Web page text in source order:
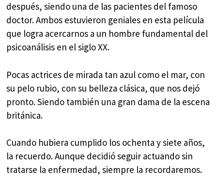
después, siendo una de las pacientes del famoso
doctor. Ambos estuvieron geniales en esta película
que logra acercarnos a un hombre fundamental del
psicoanálisis en el siglo XX.
Pocas actrices de mirada tan azul como el mar, con
su pelo rubio, con su belleza clásica, que nos dejó
pronto. Siendo también una gran dama de la escena
británica.
Cuando hubiera cumplido los ochenta y siete años,
la recuerdo. Aunque decidió seguir actuando sin
tratarse la enfermedad, siempre la recordaremos.